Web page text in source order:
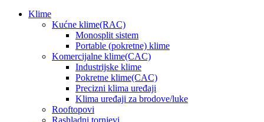
Klime
Kućne klime(RAC)
Monosplit sistem
Portable (pokretne) klime
Komercijalne klime(CAC)
Industrijske klime
Pokretne klime(CAC)
Precizni klima uređaji
Klima uređaji za brodove/luke
Rooftopovi
Rashladni tornjevi